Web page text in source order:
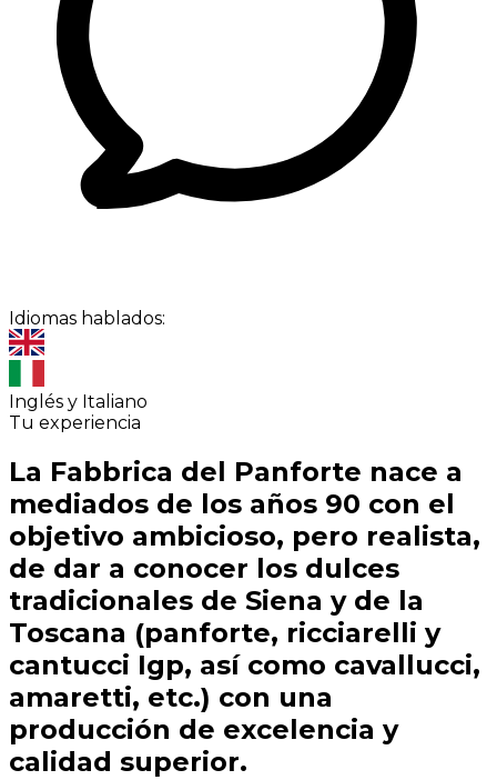
Idiomas hablados:
Inglés y Italiano
Tu experiencia
La Fabbrica del Panforte nace a
mediados de los años 90 con el
objetivo ambicioso, pero realista,
de dar a conocer los dulces
tradicionales de Siena y de la
Toscana (panforte, ricciarelli y
cantucci Igp, así como cavallucci,
amaretti, etc.) con una
producción de excelencia y
calidad superior.